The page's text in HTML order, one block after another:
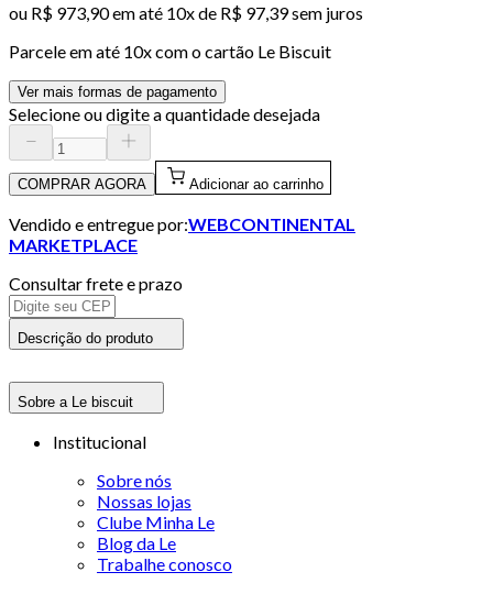
ou R$ 973,90em até 10x de R$ 97,39 sem juros
Parcele em até 10x com o cartão Le Biscuit
Ver mais formas de pagamento
Selecione ou digite a quantidade desejada
COMPRAR AGORA Adicionar ao carrinho
Vendido e entregue por:WEBCONTINENTAL
MARKETPLACE
Consultar frete e prazo
Descrição do produto
Sobre a Le biscuit
Institucional
Sobre nós
Nossas lojas
Clube Minha Le
Blog da Le
Trabalhe conosco